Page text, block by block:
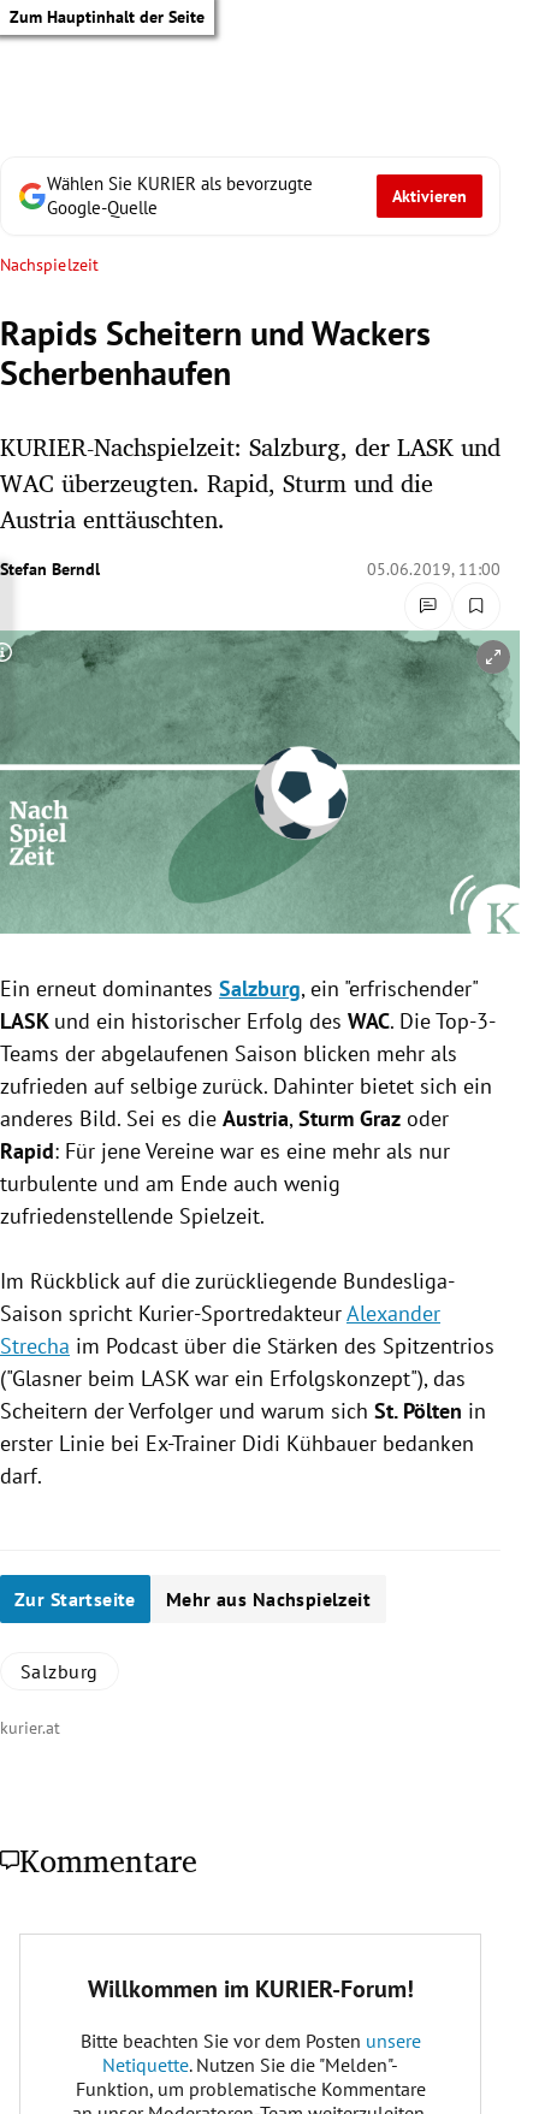
Zum Hauptinhalt der Seite
Untermenü
Untermenü
Untermenü
Untermenü
Untermenü
Untermenü
Untermenü
Wählen Sie KURIER als bevorzugte
Google-Quelle
Aktivieren
Nachspielzeit
Rapids Scheitern und Wackers
Scherbenhaufen
KURIER-Nachspielzeit: Salzburg, der LASK und
WAC überzeugten. Rapid, Sturm und die
Austria enttäuschten.
Stefan Berndl 05.06.2019, 11:00
Copyright-Hinweis öffnen/schließen
Ein erneut dominantes Salzburg, ein "erfrischender"
LASK und ein historischer Erfolg des WAC. Die Top-3-
Teams der abgelaufenen Saison blicken mehr als
zufrieden auf selbige zurück. Dahinter bietet sich ein
anderes Bild. Sei es die Austria,Sturm Graz oder
Rapid: Für jene Vereine war es eine mehr als nur
turbulente und am Ende auch wenig
zufriedenstellende Spielzeit.
Im Rückblick auf die zurückliegende Bundesliga-
Saison spricht Kurier-SportredakteurAlexander
Strecha im Podcast über die Stärken des Spitzentrios
("Glasner beim LASK war ein Erfolgskonzept"), das
Scheitern der Verfolger und warum sich St. Pölten in
erster Linie bei Ex-Trainer Didi Kühbauer bedanken
darf.
Zur Startseite Mehr aus Nachspielzeit
Salzburg
kurier.at
Kommentare